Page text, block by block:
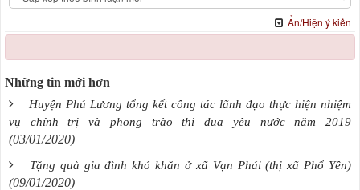
Ẩn/Hiện ý kiến
Những tin mới hơn
Huyện Phú Lương tổng kết công tác lãnh đạo thực hiện nhiệm
vụ chính trị và phong trào thi đua yêu nước năm 2019
(03/01/2020)
Tặng quà gia đình khó khăn ở xã Vạn Phái (thị xã Phổ Yên)
(09/01/2020)